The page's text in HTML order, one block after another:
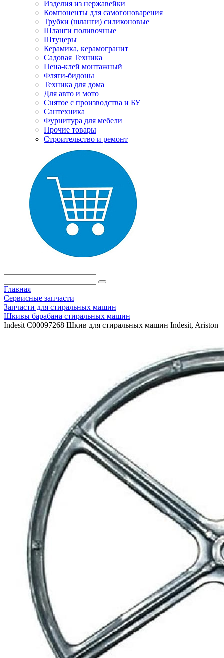
Изделия из нержавейки
Компоненты для самогоноварения
Трубки (шланги) силиконовые
Шланги поливочные
Штуцеры
Керамика, керамогранит
Садовая Техника
Пена-клей монтажный
Фляги-бидоны
Техника для дома
Для авто и мото
Снятое с производства и БУ
Сантехника
Фурнитура для мебели
Прочие товары
Строительство и ремонт
Главная
Сервисные запчасти
Запчасти для стиральных машин
Шкивы барабана стиральных машин
Indesit C00097268 Шкив для стиральных машин Indesit, Ariston